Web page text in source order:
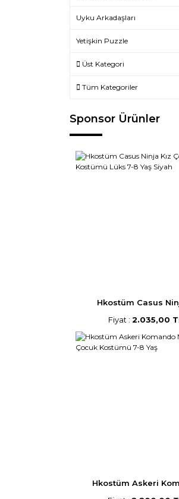
Uyku Arkadaşları
Yetişkin Puzzle
Üst Kategori
Tüm Kategoriler
Sponsor Ürünler
Hkostüm Casus
Fiyat : 2.035,00
Hkostüm Askeri